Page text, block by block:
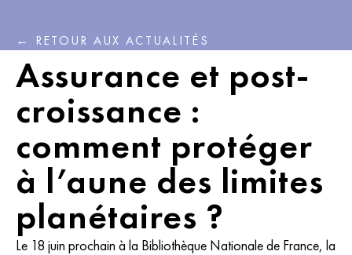
← RETOUR AUX ACTUALITÉS
Assurance et post-
croissance :
comment protéger
à l’aune des limites
planétaires ?
Le 18 juin prochain à la Bibliothèque Nationale de France, la